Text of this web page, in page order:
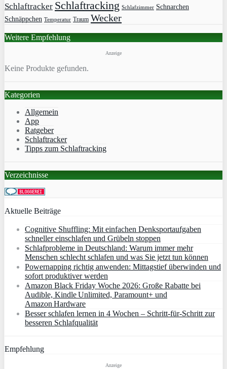
Schlaftracker Schlaftracking Schlafzimmer Schnarchen
Schnäppchen Temperatur Traum Wecker
Weitere Empfehlung
Anzeige
Keine Produkte gefunden.
Kategorien
Allgemein
App
Ratgeber
Schlaftracker
Tipps zum Schlaftracking
Verzeichnisse
Aktuelle Beiträge
Cognitive Shuffling: Mit einfachen Denksportaufgaben
schneller einschlafen und Grübeln stoppen
Schlafprobleme in Deutschland: Warum immer mehr
Menschen schlecht schlafen und was Sie jetzt tun können
Powernapping richtig anwenden: Mittagstief überwinden und
sofort produktiver werden
Amazon Black Friday Woche 2026: Große Rabatte bei
Audible, Kindle Unlimited, Paramount+ und
Amazon Hardware
Besser schlafen lernen in 4 Wochen – Schritt‑für‑Schritt zur
besseren Schlafqualität
Empfehlung
Anzeige